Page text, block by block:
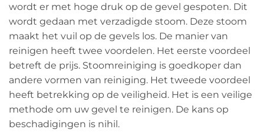
wordt er met hoge druk op de gevel gespoten. Dit
wordt gedaan met verzadigde stoom. Deze stoom
maakt het vuil op de gevels los. De manier van
reinigen heeft twee voordelen. Het eerste voordeel
betreft de prijs. Stoomreiniging is goedkoper dan
andere vormen van reiniging. Het tweede voordeel
heeft betrekking op de veiligheid. Het is een veilige
methode om uw gevel te reinigen. De kans op
beschadigingen is nihil.